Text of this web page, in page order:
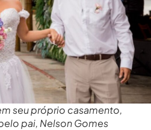
seu próprio casamento,
pai, Nelson Gomes